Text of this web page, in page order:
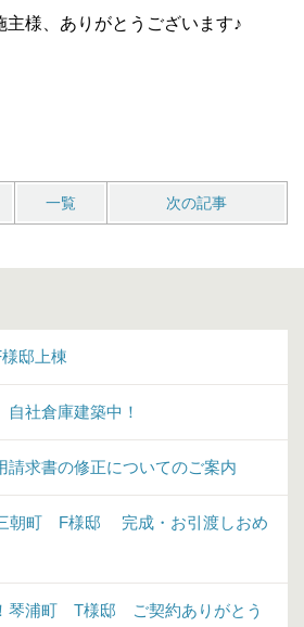
主様、ありがとうございます♪
一覧 次の記事
邸上棟
社倉庫建築中！
請求書の修正についてのご案内
朝町 F様邸 完成・お引渡しおめ
琴浦町 T様邸 ご契約ありがとう